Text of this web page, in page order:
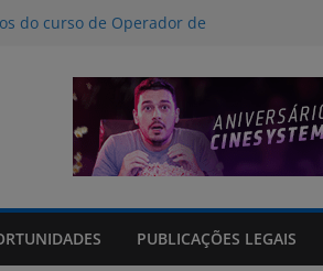
do curso de Operador de
poucas chances de cura para o
climático, portaria suspende
FURG até sexta (7) pela manhã
PUBLICAÇÕES LEGAIS